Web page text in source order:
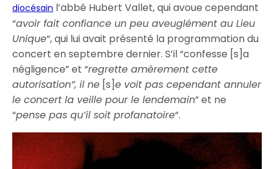
diocésain l’abbé Hubert Vallet, qui avoue cependant
“avoir fait confiance un peu aveuglément au Lieu
Unique“, qui lui avait présenté la programmation du
concert en septembre dernier. S’il “confesse [s]a
négligence” et “regrette amèrement cette
autorisation”, il ne [s]e voit pas cependant annuler
le concert la veille pour le lendemain” et ne
“pense pas qu’il soit profanatoire“.